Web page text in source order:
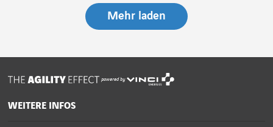
Mehr laden
powered by
WEITERE INFOS